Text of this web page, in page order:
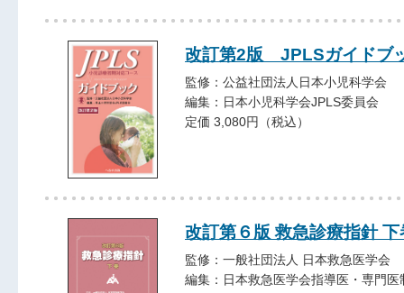
改訂第2版 JPLSガイドブ
監修：公益社団法人日本小児科学会
編集：日本小児科学会JPLS委員会
定価 3,080円（税込）
改訂第６版 救急診療指針 下
監修：一般社団法人 日本救急医学会
編集：日本救急医学会指導医・専門医